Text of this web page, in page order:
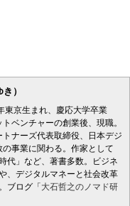
）
東京生まれ、慶応大学卒業
ベンチャーの創業後、現職。
ナーズ代表取締役、日本デジ
事業に関わる。作家として
代」など、著書多数。ビジネ
、デジタルマネーと社会改革
ブログ「大石哲之のノマド研